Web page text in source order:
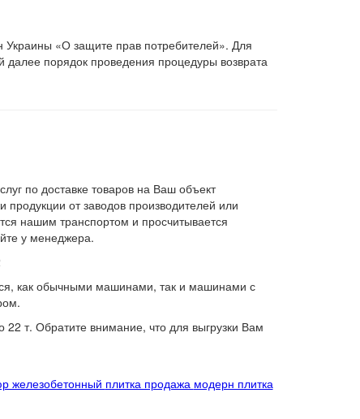
Украины «О защите прав потребителей». Для
далее порядок проведения процедуры возврата
по доставке товаров на Ваш объект
от заводов производителей или
нашим транспортом и просчитывается
у менеджера.
как обычными машинами, так и машинами с
т. Обратите внимание, что для выгрузки Вам
железобетонный плитка продажа модерн плитка